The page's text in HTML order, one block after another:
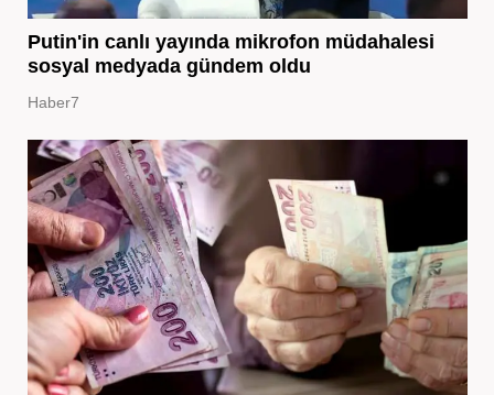
Putin'in canlı yayında mikrofon müdahalesi
sosyal medyada gündem oldu
Haber7